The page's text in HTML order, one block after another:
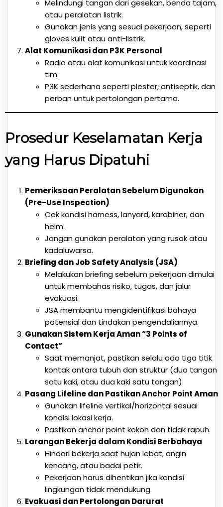
Melindungi tangan dari gesekan, benda tajam,
atau peralatan listrik.
Gunakan jenis yang sesuai pekerjaan, seperti
gloves kulit atau anti-listrik.
Alat Komunikasi dan P3K Personal
Radio atau alat komunikasi untuk koordinasi
tim.
P3K sederhana seperti plester, antiseptik, dan
perban untuk pertolongan pertama.
Prosedur Keselamatan Kerja
yang Harus Dipatuhi
Pemeriksaan Peralatan Sebelum Digunakan
(Pre-Use Inspection)
Cek kondisi harness, lanyard, karabiner, dan
helm.
Jangan gunakan peralatan yang rusak atau
kadaluwarsa.
Briefing dan Job Safety Analysis (JSA)
Melakukan briefing sebelum pekerjaan dimulai
untuk membahas risiko, tugas, dan jalur
evakuasi.
JSA membantu mengidentifikasi bahaya
potensial dan tindakan pengendaliannya.
Gunakan Sistem Kerja Aman “3 Points of
Contact”
Saat memanjat, pastikan selalu ada tiga titik
kontak antara tubuh dan struktur (dua tangan
satu kaki, atau dua kaki satu tangan).
Pasang Lifeline dan Pastikan Anchor Point Aman
Gunakan lifeline vertikal/horizontal sesuai
kondisi lokasi kerja.
Pastikan anchor point kokoh dan tidak rapuh.
Larangan Bekerja dalam Kondisi Berbahaya
Hindari bekerja saat hujan lebat, angin
kencang, atau badai petir.
Pekerjaan harus dihentikan jika kondisi
lingkungan tidak mendukung.
Evakuasi dan Pertolongan Darurat